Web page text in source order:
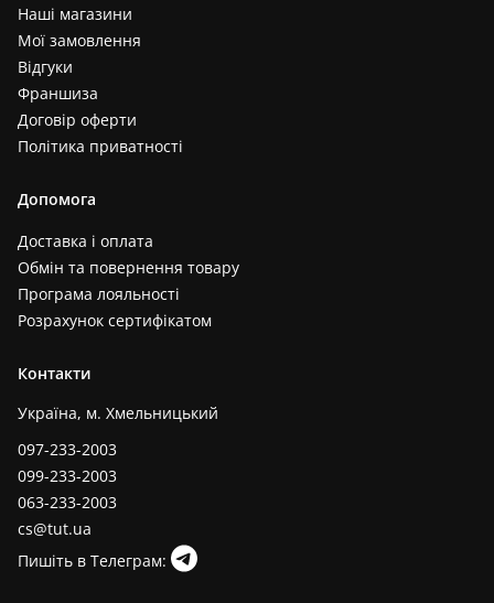
Наші магазини
Мої замовлення
Відгуки
Франшиза
Договір оферти
Політика приватності
Допомога
Доставка і оплата
Обмін та повернення товару
Програма лояльності
Розрахунок сертифікатом
Контакти
Україна, м. Хмельницький
097-233-2003
099-233-2003
063-233-2003
cs@tut.ua
Пишіть в Телеграм: